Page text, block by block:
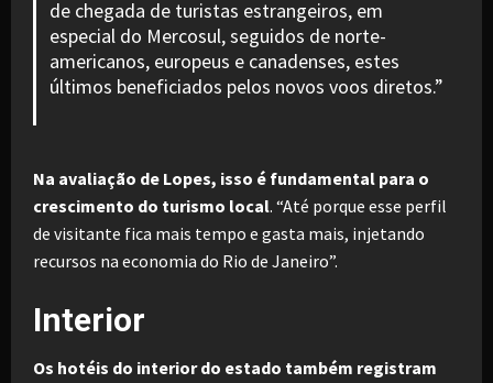
de chegada de turistas estrangeiros, em
especial do Mercosul, seguidos de norte-
americanos, europeus e canadenses, estes
últimos beneficiados pelos novos voos diretos.”
Na avaliação de Lopes, isso é fundamental para o
crescimento do turismo local. “Até porque esse perfil
de visitante fica mais tempo e gasta mais, injetando
recursos na economia do Rio de Janeiro”.
Interior
Os hotéis do interior do estado também registram